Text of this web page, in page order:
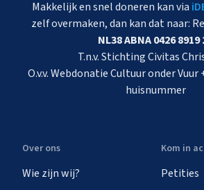
Makkelijk en snel doneren kan via
zelf overmaken, dan kan dat naar:
NL38 ABNA 0426 8919
T.n.v. Stichting Civitas
O.v.v. Webdonatie Cultuur onder
huisnummer
Over ons
Wie zijn wij?
Kom in
Petities